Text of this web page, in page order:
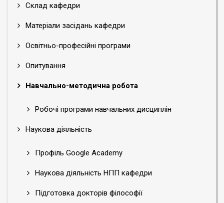
Склад кафедри
Матеріали засідань кафедри
Освітньо-професійні програми
Опитування
Навчально-методична робота
Робочі програми навчальних дисциплін
Наукова діяльність
Профіль Google Academy
Наукова діяльність НПП кафедри
Підготовка докторів філософії